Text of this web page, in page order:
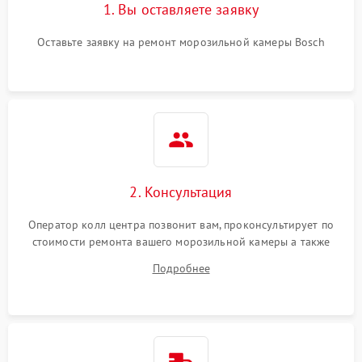
1. Вы оставляете заявку
Оставьте заявку на ремонт морозильной камеры Bosch
2. Консультация
Оператор колл центра позвонит вам, проконсультирует по
стоимости ремонта вашего морозильной камеры а также
Подробнее